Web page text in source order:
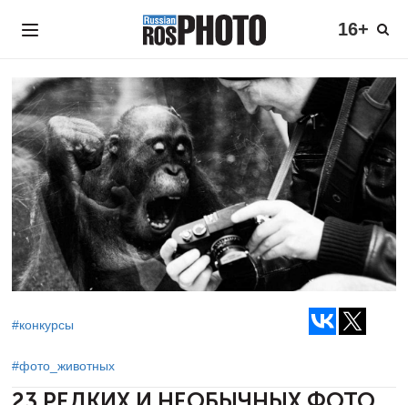
16+
#конкурсы
#фото_животных